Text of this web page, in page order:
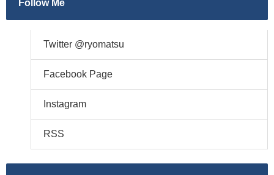
Follow Me
Twitter @ryomatsu
Facebook Page
Instagram
RSS